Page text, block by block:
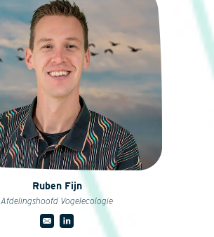
Ruben Fijn
Afdelingshoofd Vogelecologie